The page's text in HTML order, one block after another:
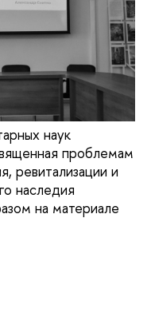
наук
проблемам
ревитализации и
наследия
на материале